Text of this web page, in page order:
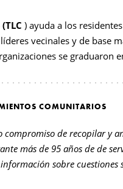
) ayuda a los
vecinales y de base
se graduaron
COMUNITARIOS
compromiso de recopilar y
más de 95 años de de
sobre cuestiones